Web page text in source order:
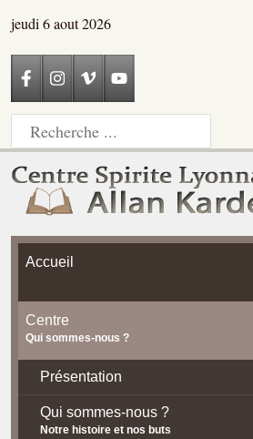
jeudi 6 aout 2026
Accueil
Centre
Qui sommes-nous ?
Présentation
Qui sommes-nous ?
Notre histoire et nos buts